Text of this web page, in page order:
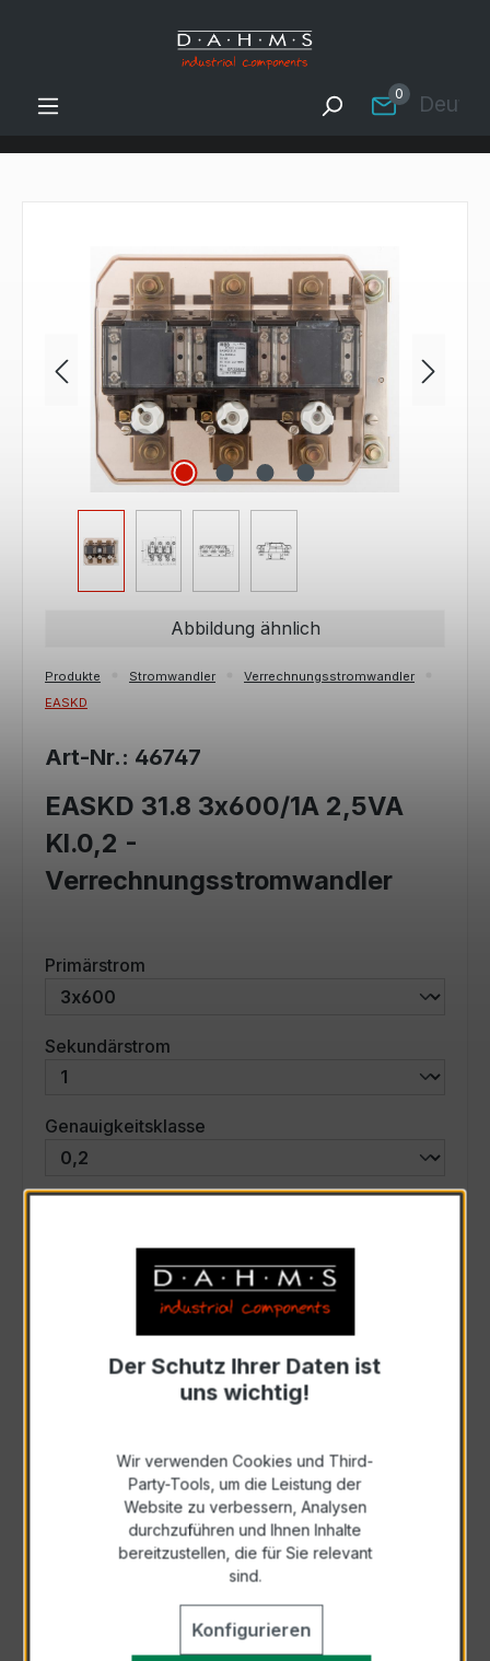
Zum Hauptinhalt springen
0
Bildergalerie überspringen
Abbildung ähnlich
Produkte Stromwandler
Verrechnungsstromwandler
EASKD
Art-Nr.: 46747
EASKD 31.8 3x600/1A 2,5VA
Kl.0,2 -
Verrechnungsstromwandler
Primärstrom
Sekundärstrom
Genauigkeitsklasse
Auswahl zurücksetzen
Art. Nr.:46747
Zur Sammelanfrage hinzufügen
Anfrage telefonisch
Als PDF exportieren
Der Schutz Ihrer Daten ist
uns wichtig!
Wir verwenden Cookies und Third-
Party-Tools, um die Leistung der
Website zu verbessern, Analysen
durchzuführen und Ihnen Inhalte
bereitzustellen, die für Sie relevant
sind.
Konfigurieren